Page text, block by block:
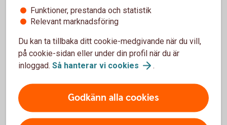
I ett ISK kan du enkelt samla ditt sparande i fonder,
aktier och andra värdepapper. Tillgångarna beskattas
med en schablonskatt
Investeringssparkonto
Funktioner, prestanda och statistik
Relevant marknadsföring
Du kan ta tillbaka ditt cookie-medgivande när du vill,
på cookie-sidan eller under din profil när du är
inloggad. Så hanterar vi cookies .
Godkänn alla cookies